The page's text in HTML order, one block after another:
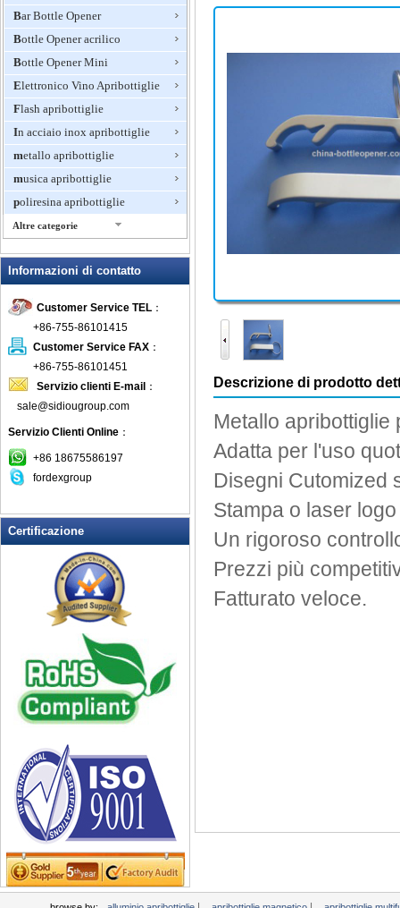
Bar Bottle Opener
Bottle Opener acrilico
Bottle Opener Mini
Elettronico Vino Apribottiglie
Flash apribottiglie
In acciaio inox apribottiglie
metallo apribottiglie
musica apribottiglie
poliresina apribottiglie
Altre categorie
può apribottiglie
Vino apribottiglie
Vino cavatappi
Informazioni di contatto
Customer Service TEL ：
+86-755-86101415
Customer Service FAX ：
+86-755-86101451
Servizio clienti E-mail ：
sale@sidiougroup.com
Servizio Clienti Online ：
+86 18675586197
fordexgroup
Certificazione
Descrizione di prodotto
Metallo apribottiglie
Adatta per l'uso
Disegni Cutomized
Stampa o laser logo
Un rigoroso
Prezzi più
Fatturato veloce.